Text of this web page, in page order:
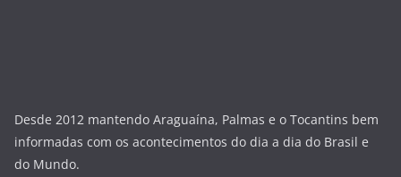
Desde 2012 mantendo Araguaína, Palmas e o Tocantins bem
informadas com os acontecimentos do dia a dia do Brasil e
do Mundo.